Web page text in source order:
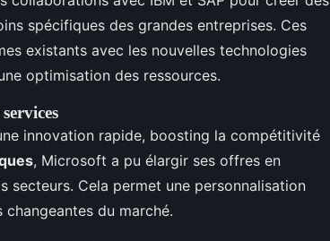
spécifiques des grandes entreprises. Ces
existants avec les nouvelles technologies
optimisation des ressources.
innovation rapide, boosting la compétitivité
, Microsoft a pu élargir ses offres en
Cela permet une personnalisation
du marché.